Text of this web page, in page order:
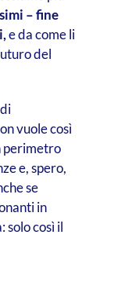
– fine
e da come li
del
vuole così
perimetro
e, spero,
se
in
solo così il